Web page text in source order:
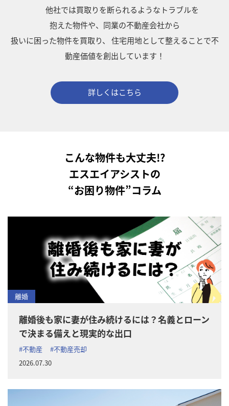
他社では買取りを断られるようなトラブルを
抱えた物件や、同業の不動産会社から
扱いに困った物件を買取り、
住宅用地として整えることで不
動産価値を創出しています！
詳しくはこちら
こんな物件も大丈夫!?
エスエイアシストの
“お困り物件”コラム
離婚
離婚後も家に妻が住み続けるには？名義とローン
で決まる備えと現実的な出口
#不動産
#不動産売却
2026.07.30